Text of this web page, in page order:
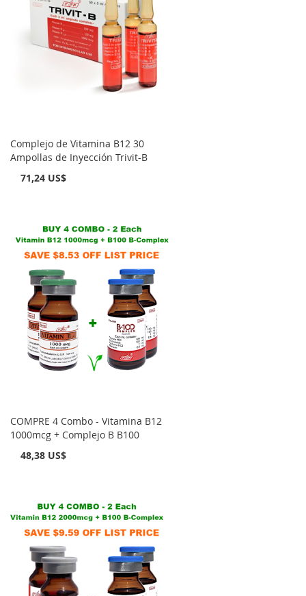
Complejo de Vitamina B12 30
Ampollas de Inyección Trivit-B
71,24 US$
COMPRE 4 Combo - Vitamina B12
1000mcg + Complejo B B100
48,38 US$